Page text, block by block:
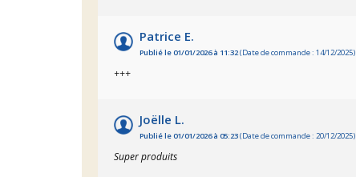
Patrice E.
Publié le 01/01/2026 à 11:32(Date de commande : 14/12/2025)
+++
Joëlle L.
Publié le 01/01/2026 à 05:23(Date de commande : 20/12/2025)
Super produits